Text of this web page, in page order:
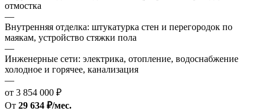
отмостка
—
Внутренняя отделка: штукатурка стен и перегородок по
маякам, устройство стяжки пола
—
Инженерные сети: электрика, отопление, водоснабжение
холодное и горячее, канализация
—
от 3 854 000 ₽
От 29 634 ₽/мес.